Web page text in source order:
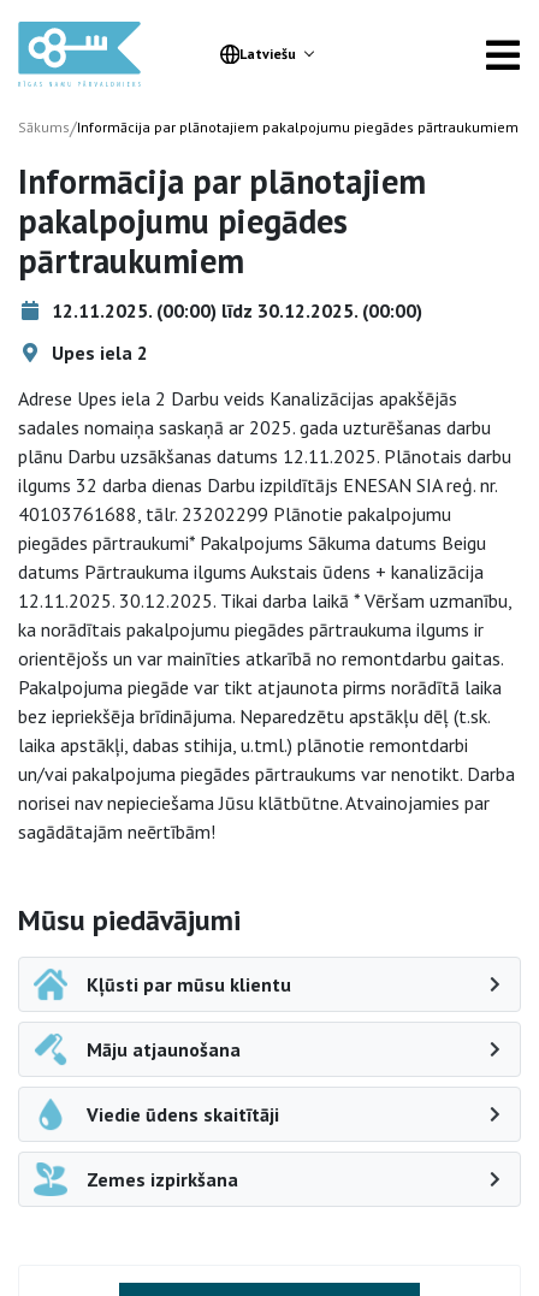
Latviešu
Sākums/Informācija par plānotajiem pakalpojumu piegādes pārtraukumiem
Informācija par plānotajiem
pakalpojumu piegādes
pārtraukumiem
12.11.2025. (00:00) līdz 30.12.2025. (00:00)
Upes iela 2
Adrese Upes iela 2 Darbu veids Kanalizācijas apakšējās
sadales nomaiņa saskaņā ar 2025. gada uzturēšanas darbu
plānu Darbu uzsākšanas datums 12.11.2025. Plānotais darbu
ilgums 32 darba dienas Darbu izpildītājs ENESAN SIA reģ. nr.
40103761688, tālr. 23202299 Plānotie pakalpojumu
piegādes pārtraukumi* Pakalpojums Sākuma datums Beigu
datums Pārtraukuma ilgums Aukstais ūdens + kanalizācija
12.11.2025. 30.12.2025. Tikai darba laikā * Vēršam uzmanību,
ka norādītais pakalpojumu piegādes pārtraukuma ilgums ir
orientējošs un var mainīties atkarībā no remontdarbu gaitas.
Pakalpojuma piegāde var tikt atjaunota pirms norādītā laika
bez iepriekšēja brīdinājuma. Neparedzētu apstākļu dēļ (t.sk.
laika apstākļi, dabas stihija, u.tml.) plānotie remontdarbi
un/vai pakalpojuma piegādes pārtraukums var nenotikt. Darba
norisei nav nepieciešama Jūsu klātbūtne. Atvainojamies par
sagādātajām neērtībām!
Sāna navigācija
Mūsu piedāvājumi
Kļūsti par mūsu klientu
Māju atjaunošana
Viedie ūdens skaitītāji
Zemes izpirkšana